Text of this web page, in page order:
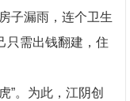
子漏雨，连个卫生
只需出钱翻建，住
”。为此，江阴创